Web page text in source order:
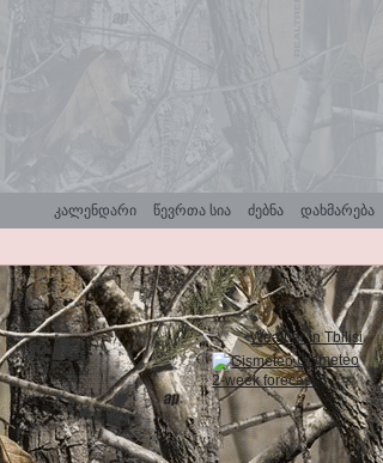
დახმარება
ძებნა
წევრთა სია
კალენდარი
Weather in Tbilisi
Gismeteo
2-week forecast